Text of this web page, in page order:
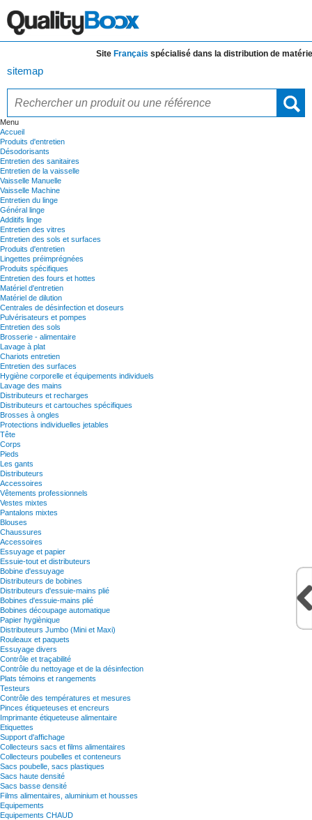
SiteFrançaisspécialisé dans la distribution dematériels
sitemap
Menu
Accueil
Produits d'entretien
Désodorisants
Entretien des sanitaires
Entretien de la vaisselle
Vaisselle Manuelle
Vaisselle Machine
Entretien du linge
Général linge
Additifs linge
Entretien des vitres
Entretien des sols et surfaces
Produits d'entretien
Lingettes préimprégnées
Produits spécifiques
Entretien des fours et hottes
Matériel d'entretien
Matériel de dilution
Centrales de désinfection et doseurs
Pulvérisateurs et pompes
Entretien des sols
Brosserie - alimentaire
Lavage à plat
Chariots entretien
Entretien des surfaces
Hygiène corporelle et équipements individuels
Lavage des mains
Distributeurs et recharges
Distributeurs et cartouches spécifiques
Brosses à ongles
Protections individuelles jetables
Tête
Corps
Pieds
Les gants
Distributeurs
Accessoires
Vêtements professionnels
Vestes mixtes
Pantalons mixtes
Blouses
Chaussures
Accessoires
Essuyage et papier
Essuie-tout et distributeurs
Bobine d'essuyage
Distributeurs de bobines
Distributeurs d'essuie-mains plié
Bobines d'essuie-mains plié
Bobines découpage automatique
Papier hygiènique
Distributeurs Jumbo (Mini et Maxi)
Rouleaux et paquets
Essuyage divers
Contrôle et traçabilité
Contrôle du nettoyage et de la désinfection
Plats témoins et rangements
Testeurs
Contrôle des températures et mesures
Pinces étiqueteuses et encreurs
Imprimante étiqueteuse alimentaire
Etiquettes
Support d'affichage
Collecteurs sacs et films alimentaires
Collecteurs poubelles et conteneurs
Sacs poubelle, sacs plastiques
Sacs haute densité
Sacs basse densité
Films alimentaires, aluminium et housses
Equipements
Equipements CHAUD